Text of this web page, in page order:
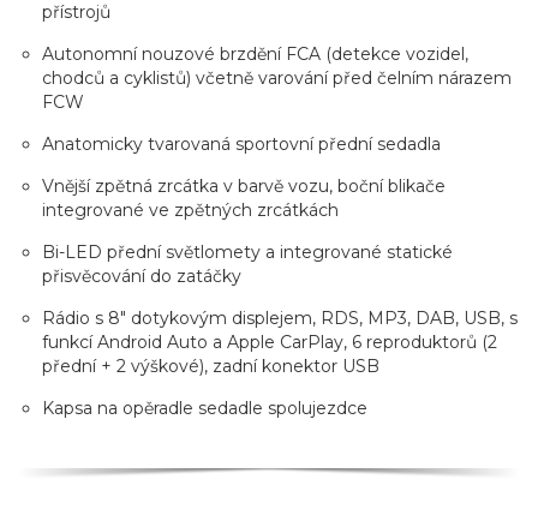
přístrojů
Autonomní nouzové brzdění FCA (detekce vozidel,
chodců a cyklistů) včetně varování před čelním nárazem
FCW
Anatomicky tvarovaná sportovní přední sedadla
Vnější zpětná zrcátka v barvě vozu, boční blikače
integrované ve zpětných zrcátkách
Bi-LED přední světlomety a integrované statické
přisvěcování do zatáčky
Rádio s 8" dotykovým displejem, RDS, MP3, DAB, USB, s
funkcí Android Auto a Apple CarPlay, 6 reproduktorů (2
přední + 2 výškové), zadní konektor USB
Kapsa na opěradle sedadle spolujezdce